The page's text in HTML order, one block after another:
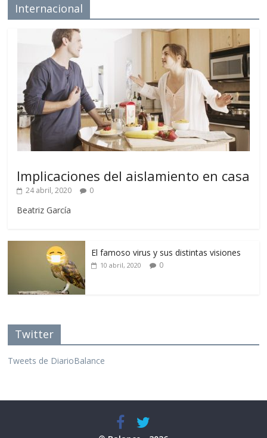
Internacional
Implicaciones del aislamiento en casa
24 abril, 2020 0
Beatriz García
El famoso virus y sus distintas visiones
10 abril, 2020 0
Twitter
Tweets de DiarioBalance